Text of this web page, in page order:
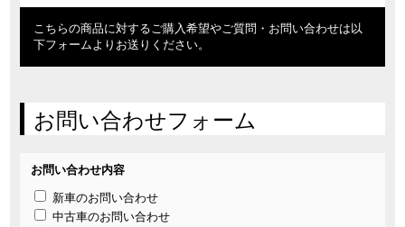
こちらの商品に対するご購入希望やご質問・お問い合わせは以
下フォームよりお送りください。
お問い合わせフォーム
お問い合わせ内容
新車のお問い合わせ
中古車のお問い合わせ